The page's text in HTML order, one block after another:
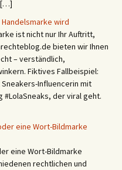
[…]
wird
ist nicht nur Ihr Auftritt,
bieten wir Ihnen
– verständlich,
Fiktives Fallbeispiel:
Sneakers-Influencerin mit
#LolaSneaks, der viral geht.
eine Wort-Bildmarke
eine Wort-Bildmarke
rechtlichen und